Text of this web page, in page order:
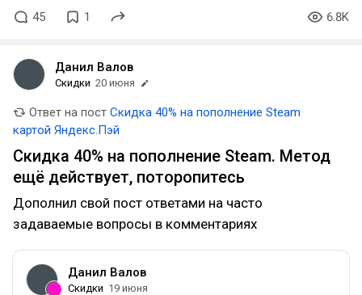
45 1 6.8K
Данил Валов
Скидки 20 июня
Ответ на пост Скидка 40% на пополнение Steam
картой Яндекс.Пэй
Скидка 40% на пополнение Steam. Метод
ещё действует, поторопитесь
Дополнил свой пост ответами на часто
задаваемые вопросы в комментариях
Данил Валов
Скидки 19 июня